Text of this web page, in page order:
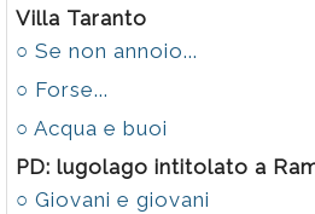
Villa Taranto
○ Se non annoio...
○ Forse...
○ Acqua e buoi
PD: lugolago intitolato a
○ Giovani e giovani